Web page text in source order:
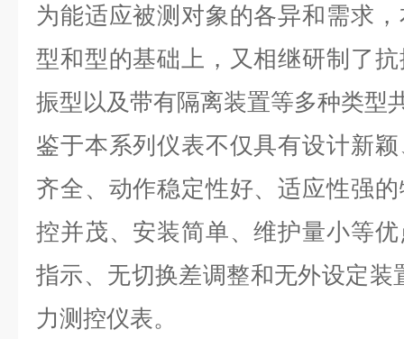
为能适应被测对象的各异和需求
型和型的基础上，又相继研制了
振型以及带有隔离装置等多种类型
鉴于本系列仪表不仅具有设计新
齐全、动作稳定性好、适应性强
控并茂、安装简单、维护量小等
指示、无切换差调整和无外设定装
力测控仪表。